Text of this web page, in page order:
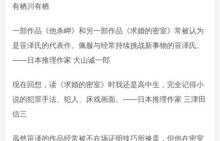
有栖川有栖
一部作品《他杀岬》和另一部作品《求婚的密室》常被认为
是笹泽氏的代表作。佩服与经常持续挑战新事物的笹泽氏。
——日本推理作家 大山诚一郎
现在回想，读《求婚的密室》时我还是高中生，完全记得小
说的犯罪手法、犯人、床戏画面。——日本推理作家 三津田
信三
虽然笹泽的作品经常被不在场证明技巧所掩盖，但他在密室